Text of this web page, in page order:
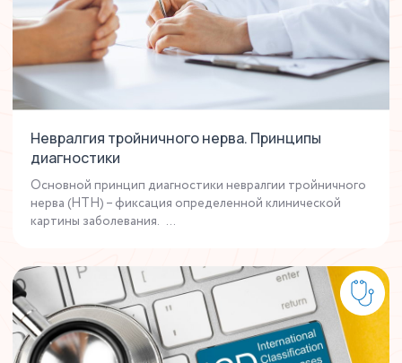
Невралгия тройничного нерва. Принципы
диагностики
Основной принцип диагностики невралгии тройничного
нерва (НТН) – фиксация определенной клинической
картины заболевания. ...